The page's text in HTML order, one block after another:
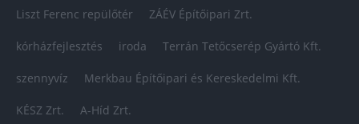
Liszt Ferenc repülőtér ZÁÉV Építőipari Zrt.
kórházfejlesztés iroda Terrán Tetőcserép Gyártó Kft.
szennyvíz Merkbau Építőipari és Kereskedelmi Kft.
KÉSZ Zrt. A-Híd Zrt.